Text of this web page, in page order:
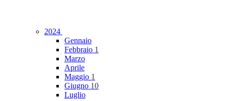
2024
Gennaio
Febbraio 1
Marzo
Aprile
Maggio 1
Giugno 10
Luglio